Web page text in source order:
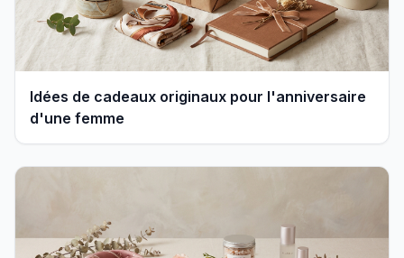
Idées de cadeaux originaux pour l'anniversaire
d'une femme